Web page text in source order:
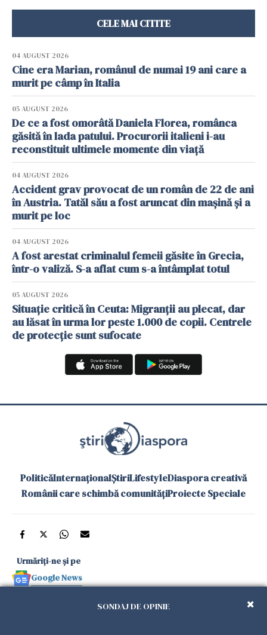
CELE MAI CITITE
04 AUGUST 2026
Cine era Marian, românul de numai 19 ani care a
murit pe câmp în Italia
05 AUGUST 2026
De ce a fost omorâtă Daniela Florea, românca
găsită în lada patului. Procurorii italieni i-au
reconstituit ultimele momente din viață
04 AUGUST 2026
Accident grav provocat de un român de 22 de ani
în Austria. Tatăl său a fost aruncat din mașină și a
murit pe loc
04 AUGUST 2026
A fost arestat criminalul femeii găsite în Grecia,
într-o valiză. S-a aflat cum s-a întâmplat totul
05 AUGUST 2026
Situație critică în Ceuta: Migranții au plecat, dar
au lăsat în urma lor peste 1.000 de copii. Centrele
de protecție sunt sufocate
PoliticăInternaționalȘtiriLifestyleDiaspora creativă
Românii care schimbă comunitățiProiecte Speciale
Urmăriți-ne și pe
Google News
SONDAJ DE OPINIE